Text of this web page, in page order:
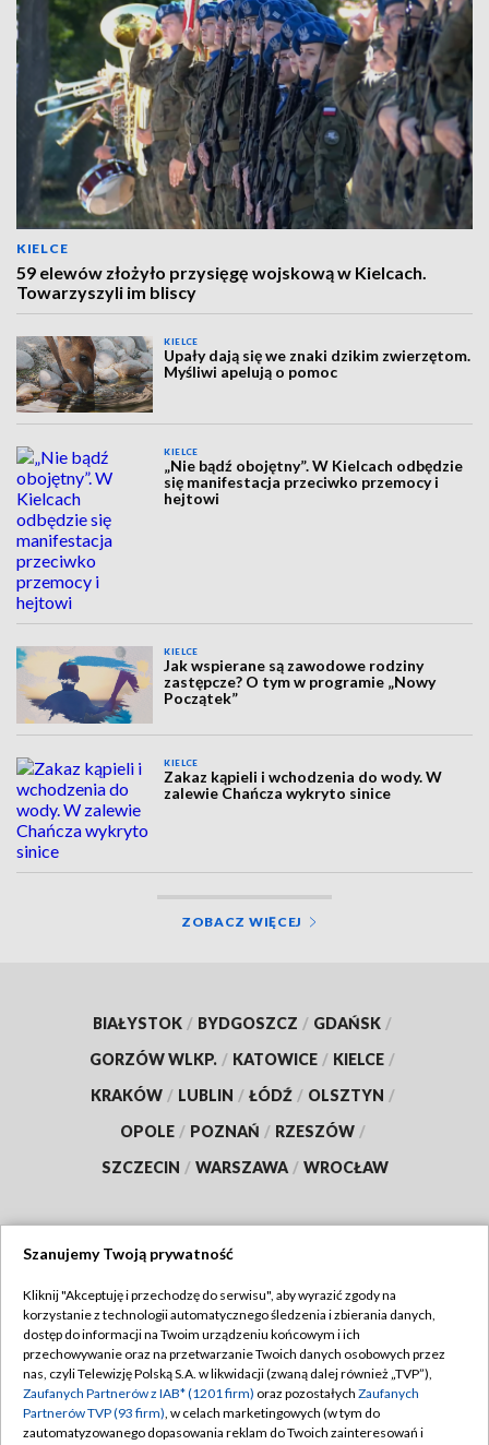
KIELCE
59 elewów złożyło przysięgę wojskową w Kielcach.
Towarzyszyli im bliscy
KIELCE
Upały dają się we znaki dzikim zwierzętom.
Myśliwi apelują o pomoc
KIELCE
„Nie bądź obojętny”. W Kielcach odbędzie
się manifestacja przeciwko przemocy i
hejtowi
KIELCE
Jak wspierane są zawodowe rodziny
zastępcze? O tym w programie „Nowy
Początek”
KIELCE
Zakaz kąpieli i wchodzenia do wody. W
zalewie Chańcza wykryto sinice
ZOBACZ WIĘCEJ
BIAŁYSTOK / BYDGOSZCZ / GDAŃSK /
GORZÓW WLKP. / KATOWICE / KIELCE /
KRAKÓW / LUBLIN / ŁÓDŹ / OLSZTYN /
OPOLE / POZNAŃ / RZESZÓW /
SZCZECIN / WARSZAWA / WROCŁAW
TVP
Abonament TVP
Emisja w TVP
Centrum informacji TVP
Regulamin TVP
Polityka prywatności
Moje zgody
Szanujemy Twoją prywatność
Kliknij "Akceptuję i przechodzę do serwisu", aby wyrazić zgody na
korzystanie z technologii automatycznego śledzenia i zbierania danych,
dostęp do informacji na Twoim urządzeniu końcowym i ich
przechowywanie oraz na przetwarzanie Twoich danych osobowych przez
nas, czyli Telewizję Polską S.A. w likwidacji (zwaną dalej również „TVP”),
Zaufanych Partnerów z IAB* (1201 firm) oraz pozostałych Zaufanych
Partnerów TVP (93 firm), w celach marketingowych (w tym do
zautomatyzowanego dopasowania reklam do Twoich zainteresowań i